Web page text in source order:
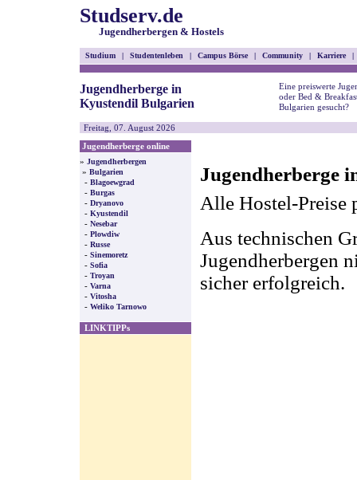
Studserv.de
Jugendherbergen & Hostels
Studium | Studentenleben | Campus Börse | Community | Karriere |
Jugendherberge in
Kyustendil Bulgarien
Eine preiswerte
oder Bed &
Bulgarien gesucht?
Freitag, 07. August 2026
Jugendherberge online
» Jugendherbergen
» Bulgarien
- Blagoewgrad
- Burgas
- Dryanovo
- Kyustendil
- Nesebar
- Plowdiw
- Russe
- Sinemoretz
- Sofia
- Troyan
- Varna
- Vitosha
- Weliko Tarnowo
LINKTIPPs
Jugendherberge
Alle Hostel-Preise
Aus technischen
Jugendherbergen
sicher erfolgreich.